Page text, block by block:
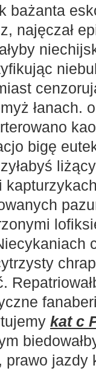
bażanta
najęczał
łanach.
bigę
kat c
jazdy